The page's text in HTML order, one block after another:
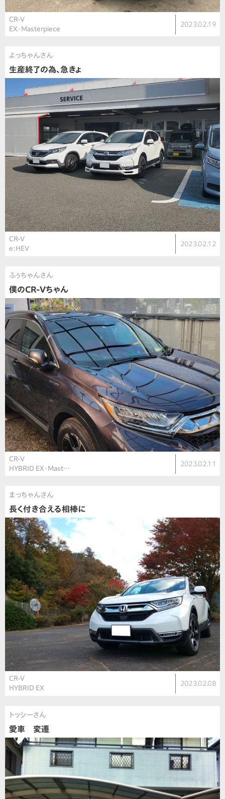
CR-V
EX・Masterpiece
2023.02.19
よっちゃんさん
生産終了の為、急きょ
CR-V
e:HEV
2023.02.12
ふぅちゃんさん
僕のCR-Vちゃん
CR-V
HYBRID EX・Mast…
2023.02.11
まっちゃんさん
長く付き合える相棒に
CR-V
HYBRID EX
2023.02.08
トッシーさん
愛車 変遷